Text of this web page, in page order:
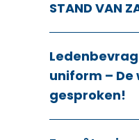
STAND VAN
uniform –
gesproken!